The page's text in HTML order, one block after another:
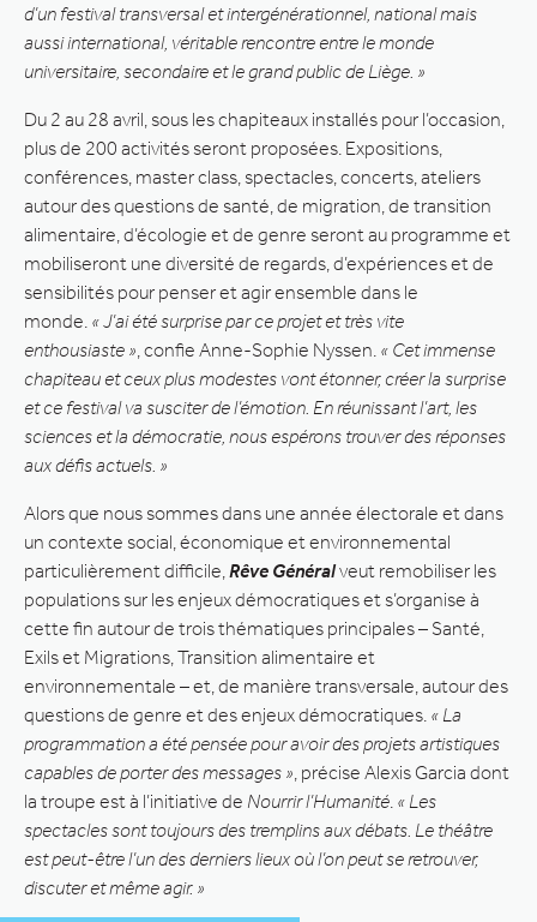
d’un festival transversal et intergénérationnel, national mais
aussi international, véritable rencontre entre le monde
universitaire, secondaire et le grand public de Liège. »
Du 2 au 28 avril, sous les chapiteaux installés pour l’occasion,
plus de 200 activités seront proposées. Expositions,
conférences, master class, spectacles, concerts, ateliers
autour des questions de santé, de migration, de transition
alimentaire, d’écologie et de genre seront au programme et
mobiliseront une diversité de regards, d’expériences et de
sensibilités pour penser et agir ensemble dans le
monde. « J’ai été surprise par ce projet et très vite
enthousiaste » , confie Anne-Sophie Nyssen. « Cet immense
chapiteau et ceux plus modestes vont étonner, créer la surprise
et ce festival va susciter de l’émotion. En réunissant l’art, les
sciences et la démocratie, nous espérons trouver des réponses
aux défis actuels. »
Alors que nous sommes dans une année électorale et dans
un contexte social, économique et environnemental
particulièrement difficile, Rêve Généralveut remobiliser les
populations sur les enjeux démocratiques et s’organise à
cette fin autour de trois thématiques principales – Santé,
Exils et Migrations, Transition alimentaire et
environnementale – et, de manière transversale, autour des
questions de genre et des enjeux démocratiques. « La
programmation a été pensée pour avoir des projets artistiques
capables de porter des messages » , précise Alexis Garcia dont
la troupe est à l’initiative de Nourrir l’Humanité « Les
spectacles sont toujours des tremplins aux débats. Le théâtre
est peut-être l’un des derniers lieux où l’on peut se retrouver,
discuter et même agir. »